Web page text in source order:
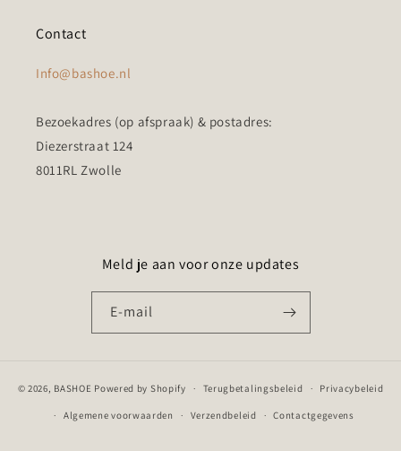
Contact
Info@bashoe.nl
Bezoekadres (op afspraak) & postadres:
Diezerstraat 124
8011RL Zwolle
Meld je aan voor onze updates
E‑mail
© 2026, BASHOE Powered by Shopify Terugbetalingsbeleid Privacybeleid
Algemene voorwaarden Verzendbeleid Contactgegevens